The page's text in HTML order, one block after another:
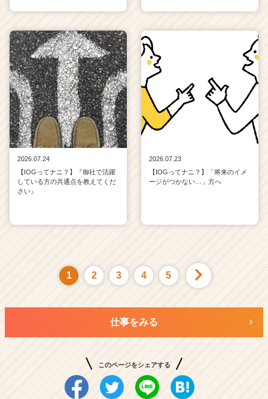
2026.07.24
【IOGってナニ？】『御社で活躍
している方の共通点を教えてくだ
さい』
2026.07.23
【IOGってナニ？】「将来のイメ
ージがつかない…」方へ
1 2 3 4 5
仕事をみる
このページをシェアする